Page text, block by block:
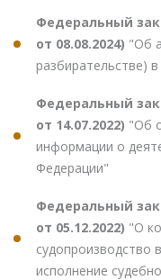
Федеральный
от 08.08.2024) "Об
разбирательстве)
Федеральный
от 14.07.2022) "Об
информации о
Федерации"
Федеральный
от 05.12.2022) "О
судопроизводство
исполнение